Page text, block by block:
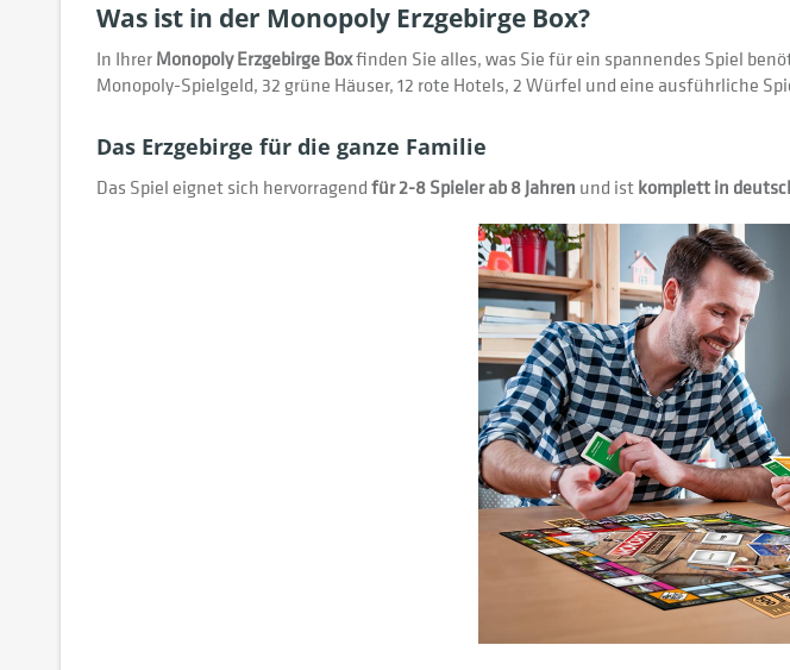
Was ist in der Monopoly Erzgebirge Box?
In IhrerMonopoly Erzgebirge Boxfinden Sie alles, was Sie für ein spannendes Spiel
Monopoly-Spielgeld, 32 grüne Häuser, 12 rote Hotels, 2 Würfel und eine ausführliche
Das Erzgebirge für die ganze Familie
Das Spiel eignet sich hervorragendfür 2-8 Spieler ab 8 Jahren und istkomplett in